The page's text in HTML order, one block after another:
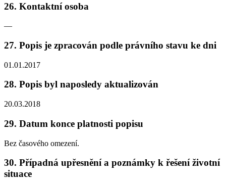
26. Kontaktní osoba
—
27. Popis je zpracován podle právního stavu ke dni
01.01.2017
28. Popis byl naposledy aktualizován
20.03.2018
29. Datum konce platnosti popisu
Bez časového omezení.
30. Případná upřesnění a poznámky k řešení životní
situace